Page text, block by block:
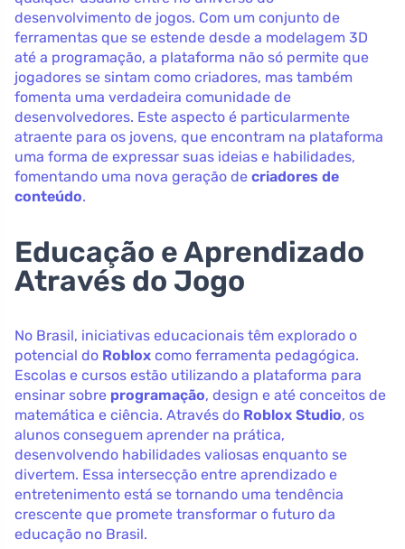
desenvolvimento de jogos. Com um conjunto de
ferramentas que se estende desde a modelagem 3D
até a programação, a plataforma não só permite que
jogadores se sintam como criadores, mas também
fomenta uma verdadeira comunidade de
desenvolvedores. Este aspecto é particularmente
atraente para os jovens, que encontram na plataforma
uma forma de expressar suas ideias e habilidades,
fomentando uma nova geração de criadores de
conteúdo.
Educação e Aprendizado
Através do Jogo
No Brasil, iniciativas educacionais têm explorado o
potencial do Roblox como ferramenta pedagógica.
Escolas e cursos estão utilizando a plataforma para
ensinar sobre programação, design e até conceitos de
matemática e ciência. Através do Roblox Studio, os
alunos conseguem aprender na prática,
desenvolvendo habilidades valiosas enquanto se
divertem. Essa intersecção entre aprendizado e
entretenimento está se tornando uma tendência
crescente que promete transformar o futuro da
educação no Brasil.